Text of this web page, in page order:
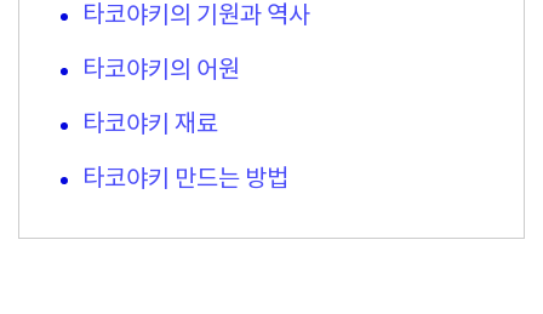
타코야키의 기원과 역사
타코야키의 어원
타코야키 재료
타코야키 만드는 방법